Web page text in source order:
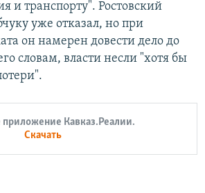
и транспорту". Ростовский
уже отказал, но при
он намерен довести дело до
словам, власти несли "хотя бы
приложение Кавказ.Реалии.
Скачать